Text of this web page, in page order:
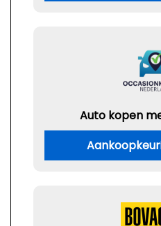
Auto kopen